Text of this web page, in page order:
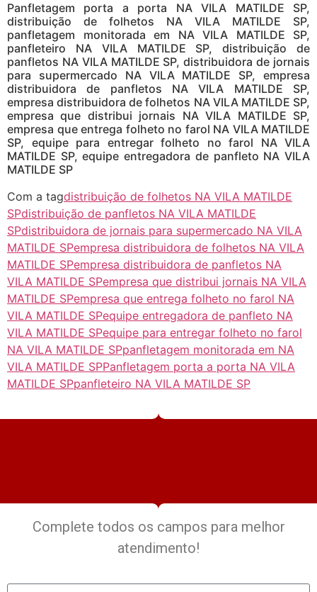
Panfletagem porta a porta NA VILA MATILDE SP,
distribuição de folhetos NA VILA MATILDE SP,
panfletagem monitorada em NA VILA MATILDE SP,
panfleteiro NA VILA MATILDE SP, distribuição de
panfletos NA VILA MATILDE SP, distribuidora de jornais
para supermercado NA VILA MATILDE SP, empresa
distribuidora de panfletos NA VILA MATILDE SP,
empresa distribuidora de folhetos NA VILA MATILDE SP,
empresa que distribui jornais NA VILA MATILDE SP,
empresa que entrega folheto no farol NA VILA MATILDE
SP, equipe para entregar folheto no farol NA VILA
MATILDE SP, equipe entregadora de panfleto NA VILA
MATILDE SP
Com a tagdistribuição de folhetos NA VILA MATILDE
SPdistribuição de panfletos NA VILA MATILDE
SPdistribuidora de jornais para supermercado NA VILA
MATILDE SPempresa distribuidora de folhetos NA VILA
MATILDE SPempresa distribuidora de panfletos NA
VILA MATILDE SPempresa que distribui jornais NA VILA
MATILDE SPempresa que entrega folheto no farol NA
VILA MATILDE SPequipe entregadora de panfleto NA
VILA MATILDE SPequipe para entregar folheto no farol
NA VILA MATILDE SPpanfletagem monitorada em NA
VILA MATILDE SPPanfletagem porta a porta NA VILA
MATILDE SPpanfleteiro NA VILA MATILDE SP
Complete todos os campos para melhor
atendimento!